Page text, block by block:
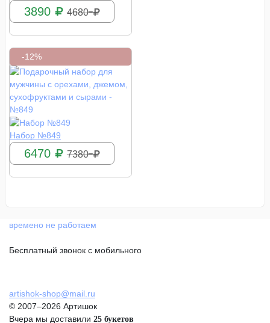
3890
4680
-12%
Набор №849
КУПИТЬ
6470
7380
времено не работаем
Бесплатный звонок с мобильного
artishok-shop@mail.ru
© 2007–2026 Артишок
Вчера мы доставили 25 букетов